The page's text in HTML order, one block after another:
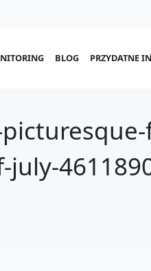
BLOG PRZYDATNE